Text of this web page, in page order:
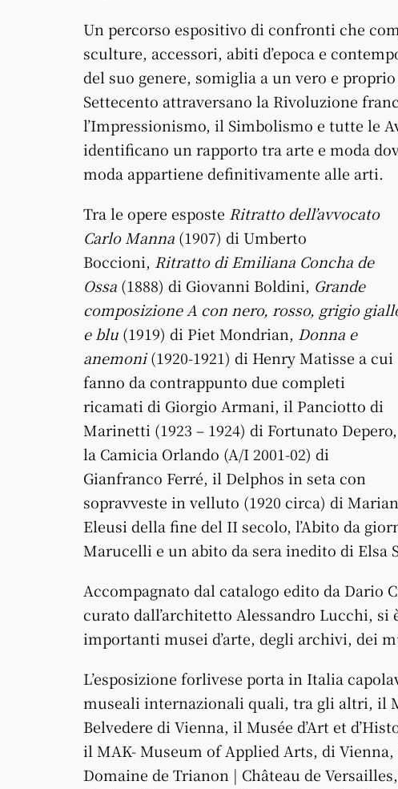
Un percorso espositivo di confronti che
sculture, accessori, abiti d’epoca e
del suo genere, somiglia a un vero e
Settecento attraversano la Rivoluzione
l’Impressionismo, il Simbolismo e tutte le
identificano un rapporto tra arte e moda
moda appartiene definitivamente alle arti.
Tra le opere esposte Ritratto dell’avvocato
Carlo Manna (1907) di Umberto
Boccioni, Ritratto di Emiliana Concha de
Ossa (1888) di Giovanni Boldini, Grande
composizione A con nero, rosso, grigio
e blu (1919) di Piet Mondrian, Donna e
anemoni(1920-1921) di Henry Matisse a cui
fanno da contrappunto due completi
ricamati di Giorgio Armani, il Panciotto di
Marinetti (1923 – 1924) di Fortunato Depero,
la Camicia Orlando (A/I 2001-02) di
Gianfranco Ferré, il Delphos in seta con
sopravveste in velluto (1920 circa) di
Eleusi della fine del II secolo, l’Abito da
Marucelli e un abito da sera inedito di Elsa
Accompagnato dal catalogo edito da
curato dall’architetto Alessandro Lucchi, si
importanti musei d’arte, degli archivi, dei
L’esposizione forlivese porta in Italia
museali internazionali quali, tra gli altri, il
Belvedere di Vienna, il Musée d’Art et
il MAK- Museum of Applied Arts, di
Domaine de Trianon | Château de